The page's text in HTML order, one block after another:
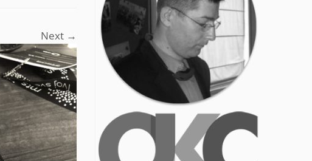
Next →